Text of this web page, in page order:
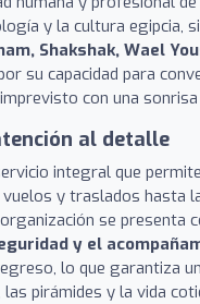
y la cultura egipcia,
Shakshak, Wael
su capacidad para
con una
al detalle
integral que
y traslados hasta
se presenta
y el
lo que garantiza
pirámides y la vida